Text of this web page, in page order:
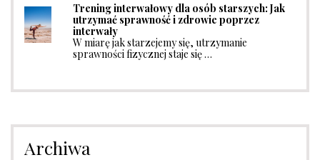
Trening interwałowy dla osób starszych: Jak
utrzymać sprawność i zdrowie poprzez
interwały
W miarę jak starzejemy się, utrzymanie
sprawności fizycznej staje się …
Archiwa